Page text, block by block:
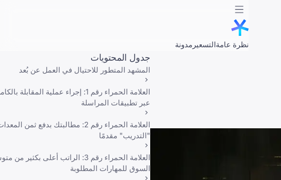
نظرة عامةالتسعير مدونة
جدول المحتويات
المشهد المتطور للاحتيال في العمل عن بُعد
العلامة الحمراء رقم 1: إجراء عملية المقابلة
عبر تطبيقات المراسلة
العلامة الحمراء رقم 2: مطالبتك بدفع ثمن
"التدريب" مقدمًا
العلامة الحمراء رقم 3: الراتب أعلى بكثير
السوق للمهارات المطلوبة